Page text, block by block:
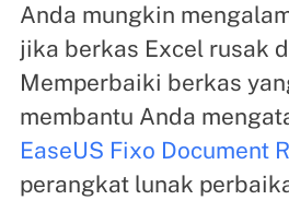
Anda mungkin
jika berkas Excel rusak
Memperbaiki berkas
membantu Anda
EaseUS Fixo Document
perangkat lunak